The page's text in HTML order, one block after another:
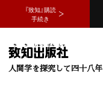
『致知』購読
手続き
人間学を探究して四十八年